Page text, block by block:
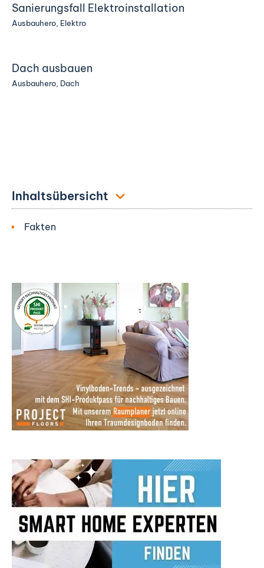
Sanierungsfall Elektroinstallation
Ausbauhero Elektro
Dach ausbauen
Ausbauhero, Dach
Inhaltsübersicht
Fakten